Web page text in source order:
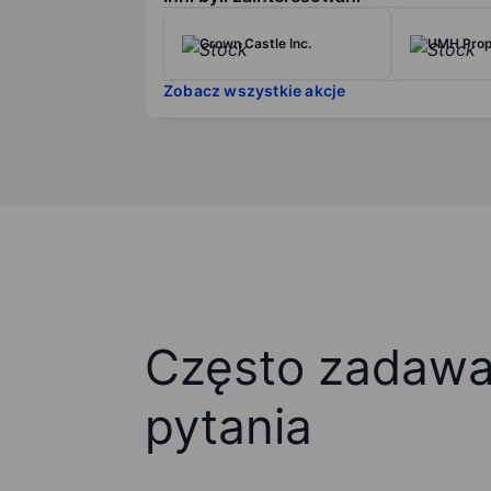
Crown Castle Inc. UMH
Zobacz wszystkie akcje
Często
pytania